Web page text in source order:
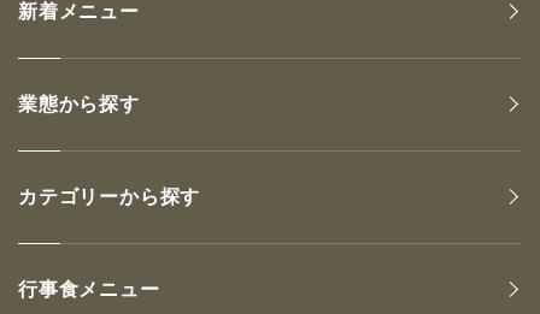
新着メニュー
業態から探す
カテゴリーから探す
行事食メニュー